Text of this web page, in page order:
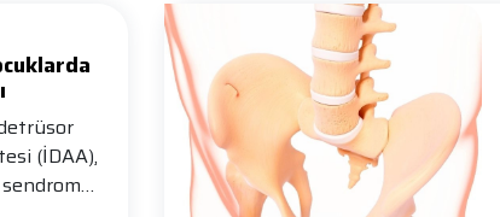
(İDAA),